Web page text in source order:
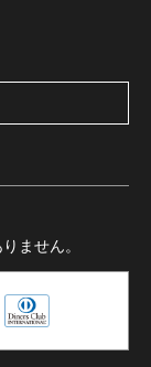
ません。